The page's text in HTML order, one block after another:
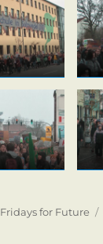
Kategorien
Fridays for Future